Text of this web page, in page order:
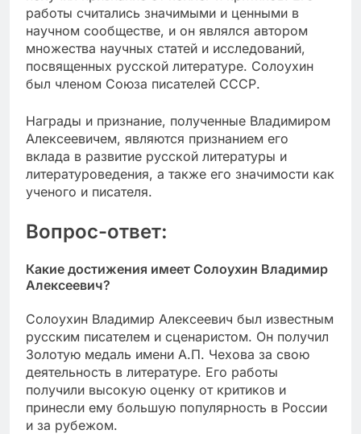
работы считались значимыми и ценными в
научном сообществе, и он являлся автором
множества научных статей и исследований,
посвященных русской литературе. Солоухин
был членом Союза писателей СССР.
Награды и признание, полученные Владимиром
Алексеевичем, являются признанием его
вклада в развитие русской литературы и
литературоведения, а также его значимости как
ученого и писателя.
Вопрос-ответ:
Какие достижения имеет Солоухин Владимир
Алексеевич?
Солоухин Владимир Алексеевич был известным
русским писателем и сценаристом. Он получил
Золотую медаль имени А.П. Чехова за свою
деятельность в литературе. Его работы
получили высокую оценку от критиков и
принесли ему большую популярность в России
и за рубежом.